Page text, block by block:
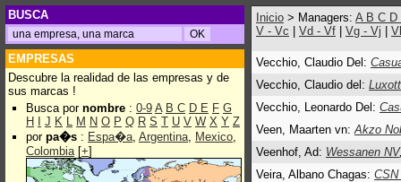
BUSCA
EMPRESAS
Descubre la realidad de las empresas y de
sus marcas !
Busca por nombre : 0-9 A B C D E F G
H
J K L M N O P Q R S T U V W X Y Z
por pa�s : Espa�a, Argentina, Mexico,
Colombia[+]
Inicio > Managers: A B C D
V - Vc
Vd - Vf Vg - Vj
Vecchio, Claudio Del:
Vecchio, Claudio del:
Vecchio, Leonardo Del:
Veen, Maarten vn:Akzo
Veenhof, Ad: Wessanen NV
Veira, Albano Chagas: CSN